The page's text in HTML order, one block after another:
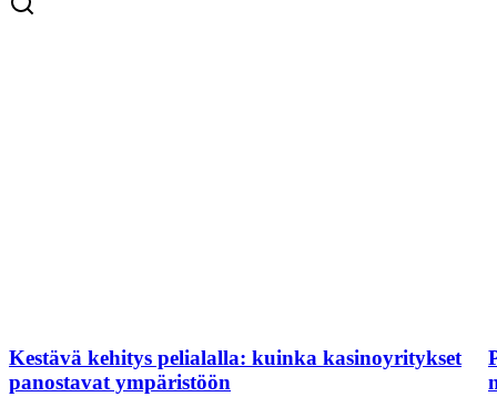
Kestävä kehitys pelialalla: kuinka kasinoyritykset
panostavat ympäristöön